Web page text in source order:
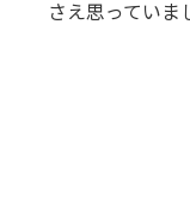
さえ思っていま